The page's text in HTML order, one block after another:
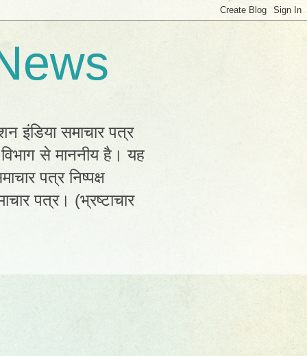
इंडिया समाचार पत्र
से माननीय है। यह
पत्र निष्पक्ष
पत्र। (भ्रष्टाचार